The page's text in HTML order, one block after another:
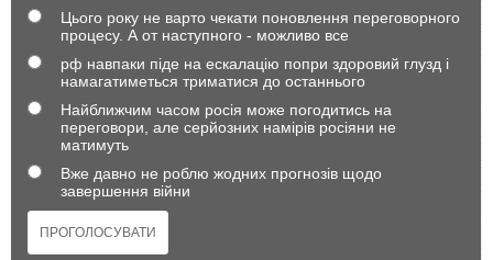
Цього року не варто чекати поновлення переговорного
процесу. А от наступного - можливо все
рф навпаки піде на ескалацію попри здоровий глузд і
намагатиметься триматися до останнього
Найближчим часом росія може погодитись на
переговори, але серйозних намірів росіяни не
матимуть
Вже давно не роблю жодних прогнозів щодо
завершення війни